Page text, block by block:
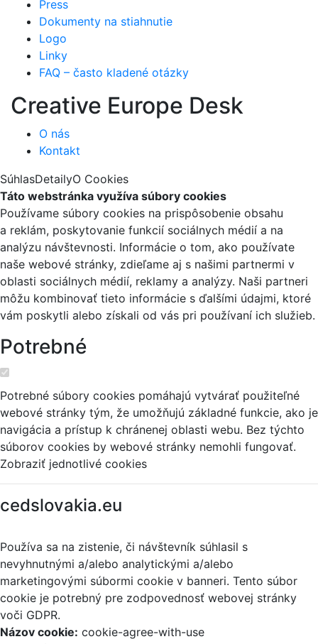
Press
Dokumenty na stiahnutie
Logo
Linky
FAQ – často kladené otázky
Creative Europe Desk
O nás
Kontakt
SúhlasDetailyO Cookies
Táto webstránka využíva súbory cookies
Používame súbory cookies na prispôsobenie obsahu
a reklám, poskytovanie funkcií sociálnych médií a na
analýzu návštevnosti. Informácie o tom, ako používate
naše webové stránky, zdieľame aj s našimi partnermi v
oblasti sociálnych médií, reklamy a analýzy. Naši partneri
môžu kombinovať tieto informácie s ďalšími údajmi, ktoré
vám poskytli alebo získali od vás pri používaní ich služieb.
Potrebné
Potrebné súbory cookies pomáhajú vytvárať použiteľné
webové stránky tým, že umožňujú základné funkcie, ako je
navigácia a prístup k chránenej oblasti webu. Bez týchto
súborov cookies by webové stránky nemohli fungovať.
Zobraziť jednotlivé cookies
cedslovakia.eu
Používa sa na zistenie, či návštevník súhlasil s
nevyhnutnými a/alebo analytickými a/alebo
marketingovými súbormi cookie v banneri. Tento súbor
cookie je potrebný pre zodpovednosť webovej stránky
voči GDPR.
Názov cookie: cookie-agree-with-use